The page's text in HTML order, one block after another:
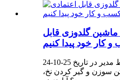
گلدوزی قابل
کار خود پیدا کنیم
در تاریخ 25-10-24
سوزن و گیر کردن نخ،